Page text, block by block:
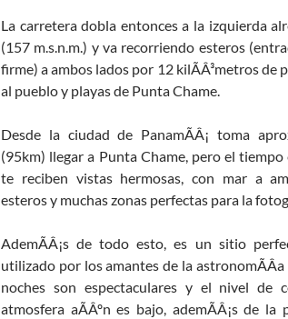
La carretera dobla entonces a la izquierda
(157 m.s.n.m.) y va recorriendo esteros
firme) a ambos lados por 12 kilÃÂ³metros de
al pueblo y playas de Punta Chame.
Desde la ciudad de PanamÃÂ¡ toma
(95km) llegar a Punta Chame, pero el
te reciben vistas hermosas, con mar a
esteros y muchas zonas perfectas para la
AdemÃÂ¡s de todo esto, es un sitio
utilizado por los amantes de la astronomÃÂ­a
noches son espectaculares y el nivel de
atmosfera aÃÂºn es bajo, ademÃÂ¡s de la